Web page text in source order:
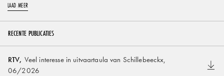
LAAD MEER
RECENTE PUBLICATIES
RTV, Veel interesse in uitvaartaula van Schillebeeckx,
06/2026